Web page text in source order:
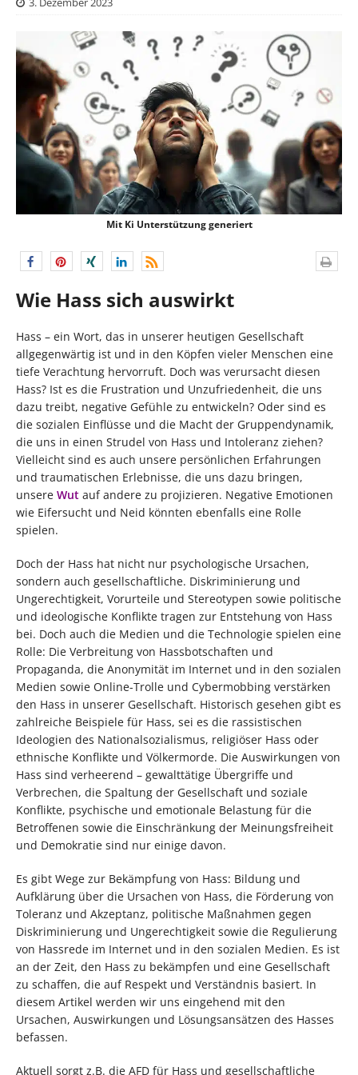
Mit Ki Unterstützung generiert
Wie Hass sich auswirkt
Hass – ein Wort, das in unserer heutigen Gesellschaft
allgegenwärtig ist und in den Köpfen vieler Menschen eine
tiefe Verachtung hervorruft. Doch was verursacht diesen
Hass? Ist es die Frustration und Unzufriedenheit, die uns
dazu treibt, negative Gefühle zu entwickeln? Oder sind es
die sozialen Einflüsse und die Macht der Gruppendynamik,
die uns in einen Strudel von Hass und Intoleranz ziehen?
Vielleicht sind es auch unsere persönlichen Erfahrungen
und traumatischen Erlebnisse, die uns dazu bringen,
unsere Wut auf andere zu projizieren. Negative Emotionen
wie Eifersucht und Neid könnten ebenfalls eine Rolle
spielen.
Doch der Hass hat nicht nur psychologische Ursachen,
sondern auch gesellschaftliche. Diskriminierung und
Ungerechtigkeit, Vorurteile und Stereotypen sowie politische
und ideologische Konflikte tragen zur Entstehung von Hass
bei. Doch auch die Medien und die Technologie spielen eine
Rolle: Die Verbreitung von Hassbotschaften und
Propaganda, die Anonymität im Internet und in den sozialen
Medien sowie Online-Trolle und Cybermobbing verstärken
den Hass in unserer Gesellschaft. Historisch gesehen gibt es
zahlreiche Beispiele für Hass, sei es die rassistischen
Ideologien des Nationalsozialismus, religiöser Hass oder
ethnische Konflikte und Völkermorde. Die Auswirkungen von
Hass sind verheerend – gewalttätige Übergriffe und
Verbrechen, die Spaltung der Gesellschaft und soziale
Konflikte, psychische und emotionale Belastung für die
Betroffenen sowie die Einschränkung der Meinungsfreiheit
und Demokratie sind nur einige davon.
Es gibt Wege zur Bekämpfung von Hass: Bildung und
Aufklärung über die Ursachen von Hass, die Förderung von
Toleranz und Akzeptanz, politische Maßnahmen gegen
Diskriminierung und Ungerechtigkeit sowie die Regulierung
von Hassrede im Internet und in den sozialen Medien. Es ist
an der Zeit, den Hass zu bekämpfen und eine Gesellschaft
zu schaffen, die auf Respekt und Verständnis basiert. In
diesem Artikel werden wir uns eingehend mit den
Ursachen, Auswirkungen und Lösungsansätzen des Hasses
befassen.
Aktuell sorgt z.B. die AFD für Hass und gesellschaftliche